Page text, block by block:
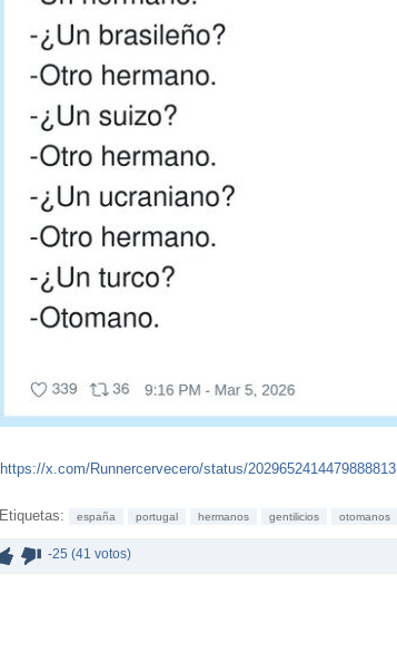
https://x.com/Runnercervecero/status/2029652414479888813
Etiquetas: españa portugal hermanos gentilicios otomanos
-25 (41 votos)